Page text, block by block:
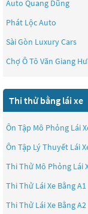
Auto Quang Dũng
Phát Lộc Auto
Sài Gòn Luxury Cars
Chợ Ô Tô Văn Giang
Thi thử bằng lái xe
Ôn Tập Mô Phỏng Lái
Ôn Tập Lý Thuyết Lái
Thi Thử Mô Phỏng Lái
Thi Thử Lái Xe Bằng A1
Thi Thử Lái Xe Bằng A2